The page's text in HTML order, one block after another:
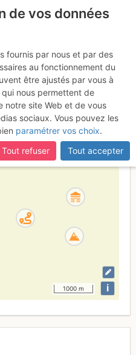
The
Uni Écosse
1000 m i
de vos données
fournis par nous et par des
au fonctionnement du
être ajustés par vous à
nous permettent de
notre site Web et de vous
sociaux. Vous pouvez les
paramétrer vos choix.
Tout refuser
Tout accepter